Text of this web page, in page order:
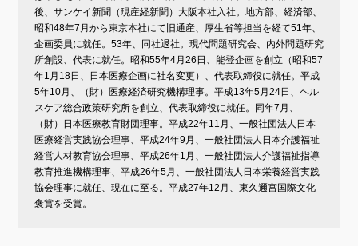
後、サンケイ新聞（現産経新聞）大阪本社入社。地方部、経済部、
昭和48年7月から東京本社にて旧通産、厚生省等担当を経て51年、
企画委員に就任。53年、同社退社。現代問題研究会、内外問題研究
所創設、代表に就任。昭和55年4月26日、能登企画を創立（昭和57
年1月18日、日本医療企画に社名変更）、代表取締役に就任。平成
5年10月、（財）医療経済研究機構理事。平成13年5月24日、ヘル
スケア総合政策研究所を創立、代表取締役に就任。同年7月、
（財）日本医療教育財団理事。平成22年11月、一般社団法人日本
医療経営実践協会理事、平成24年9月、一般社団法人日本介護福祉
経営人材教育協会理事、平成26年1月、一般社団法人介護福祉指導
教育推進機構理事、平成26年5月、一般社団法人日本栄養経営実践
協会理事に就任、現在に至る。平成27年12月、東久邇宮国際文化
褒賞を受賞。